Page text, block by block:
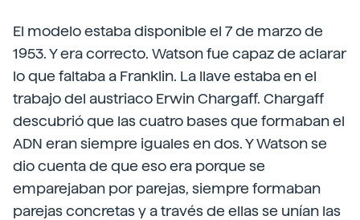
El modelo estaba disponible el 7 de marzo de
1953. Y era correcto. Watson fue capaz de aclarar
lo que faltaba a Franklin. La llave estaba en el
trabajo del austriaco Erwin Chargaff. Chargaff
descubrió que las cuatro bases que formaban el
ADN eran siempre iguales en dos. Y Watson se
dio cuenta de que eso era porque se
emparejaban por parejas, siempre formaban
parejas concretas y a través de ellas se unían las